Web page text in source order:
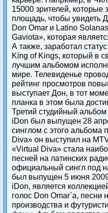
15000 зрителей, которые
площадь, чтобы увидеть
Don Omar и Latino
Gaviota», которая
А также, заработал
King of Kings, который в
лучшим альбомом
мире. Телевиденье
рейтинг просмотров
выступает Дон, в тот
планка в этом была
Третий студийный
iDon был выпущен 28
синглом с этого альбома
Diva» он выступил на
«Virtual Diva» стала
песней на латинских
официальный сингл под
был выпущен 5 июня
iDon, является
голос Don Omar`а, песни
производства и